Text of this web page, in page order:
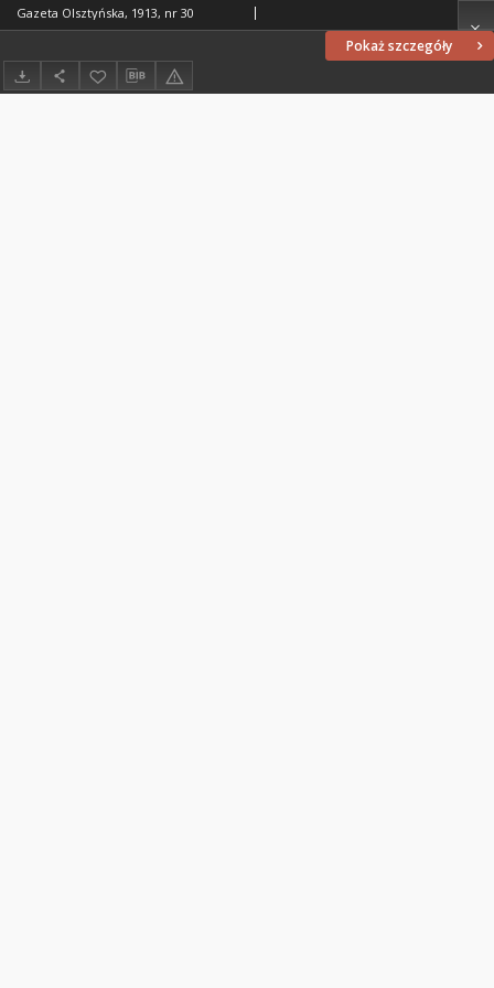
Pokaż szczegóły
Gazeta Olsztyńska, 1913, nr 30